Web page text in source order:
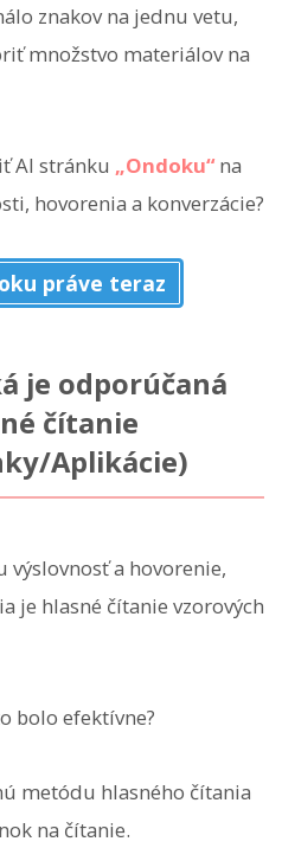
znakov na jednu vetu,
množstvo materiálov na
AI stránku „Ondoku“ na
hovorenia a konverzácie?
práve teraz
je odporúčaná
čítanie
Aplikácie)
výslovnosť a hovorenie,
je hlasné čítanie vzorových
bolo efektívne?
metódu hlasného čítania
na čítanie.